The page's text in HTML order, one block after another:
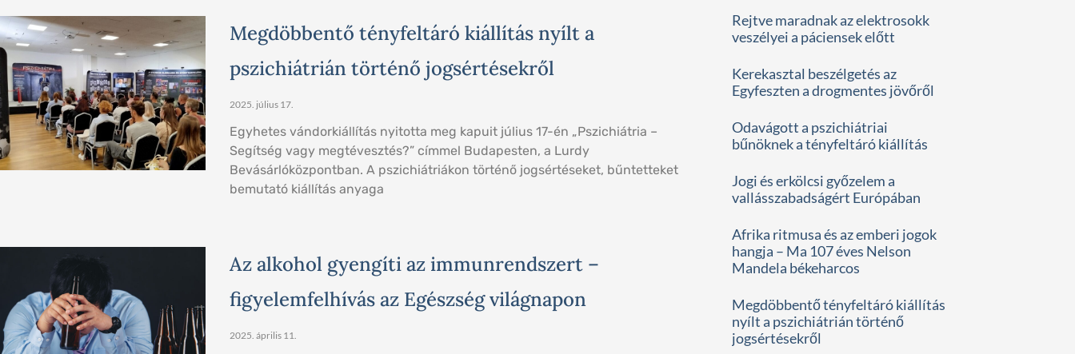
Megdöbbentő tényfeltáró kiállítás nyílt a
pszichiátrián történő jogsértésekről
2025. július 17.
Egyhetes vándorkiállítás nyitotta meg kapuit július 17-én „Pszichiátria –
Segítség vagy megtévesztés?” címmel Budapesten, a Lurdy
Bevásárlóközpontban. A pszichiátriákon történő jogsértéseket, bűntetteket
bemutató kiállítás anyaga
Az alkohol gyengíti az immunrendszert –
figyelemfelhívás az Egészség világnapon
2025. április 11.
Rejtve maradnak az elektrosokk
veszélyei a páciensek előtt
Kerekasztal beszélgetés az
Egyfeszten a drogmentes jövőről
Odavágott a pszichiátriai
bűnöknek a tényfeltáró kiállítás
Jogi és erkölcsi győzelem a
vallásszabadságért Európában
Afrika ritmusa és az emberi jogok
hangja – Ma 107 éves Nelson
Mandela békeharcos
Megdöbbentő tényfeltáró kiállítás
nyílt a pszichiátrián történő
jogsértésekről